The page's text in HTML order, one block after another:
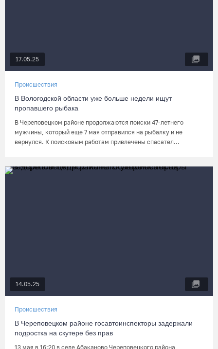
17.05.25
Происшествия
В Вологодской области уже больше недели ищут
пропавшего рыбака
В Череповецком районе продолжаются поиски 47-летнего
мужчины, который еще 7 мая отправился на рыбалку и не
вернулся. К поисковым работам привлечены спасател...
14.05.25
Происшествия
В Череповецком районе госавтоинспекторы задержали
подростка на скутере без прав
13 мая в 16:20 в селе Абаканово Череповецкого района